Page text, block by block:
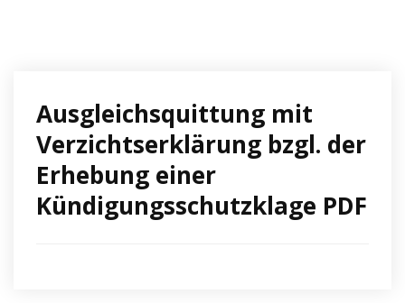
Ausgleichsquittung mit
Verzichtserklärung bzgl. der
Erhebung einer
Kündigungsschutzklage PDF